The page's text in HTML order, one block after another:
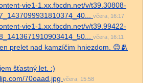
vie1-1.xx.fbcdn.net/v/t39.30808-
včera, 16:17
vie1-1.xx.fbcdn.net/v/t39.99422-
včera, 16:11
prelet nad kamzíčim hniezdom. 😊🫂
šťastný let. :)
70oaad.jpg včera, 15:58